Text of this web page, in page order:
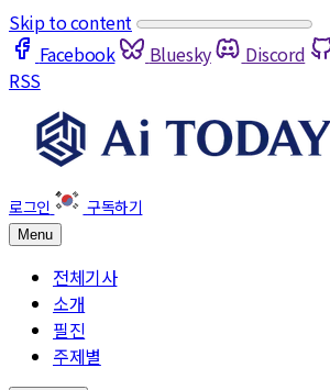
Skip to content
Facebook
Bluesky Discord
RSS
Menu
전체기사
소개
필진
주제별